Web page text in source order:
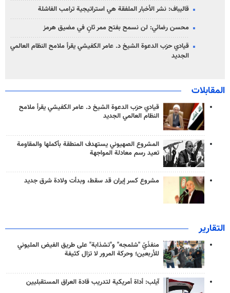
قاليباف: نشر الأخبار الملفقة هي استراتيجية ترامب الفاشلة
محسن رضائي: لن نسمح بفتح ممر ثانٍ في مضيق هرمز
قيادي حزب الدعوة الشيخ د. عامر الكفيشي يقرأ ملامح النظام العالمي
الجديد
المقابلات
قيادي حزب الدعوة الشيخ د. عامر الكفيشي يقرأ ملامح
النظام العالمي الجديد
المشروع الصهيوني يستهدف المنطقة بأكملها والمقاومة
تعيد رسم معادلة المواجهة
مشروع كسر إيران قد سقط، وبدأت ولادة شرق جديد
التقارير
منفذَيّ "شلمجه" و"تشذابة" على طريق الفيض المليوني
للأربعين؛ وحركة المرور لا تزال كثيفة
آيلب: أداة أمريكية لتدريب قادة العراق المستقبليين